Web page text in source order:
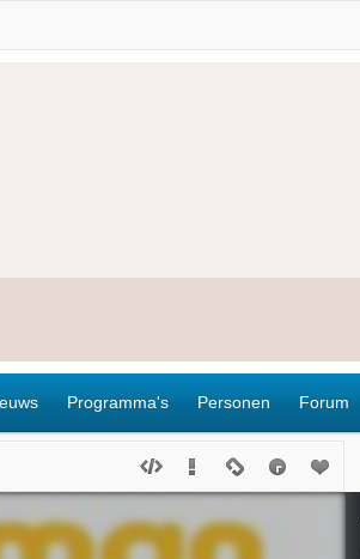
Programma's Personen Forum